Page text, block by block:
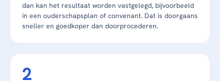
dan kan het resultaat worden vastgelegd, bijvoorbeeld
in een ouderschapsplan of convenant. Dat is doorgaans
sneller en goedkoper dan doorprocederen.